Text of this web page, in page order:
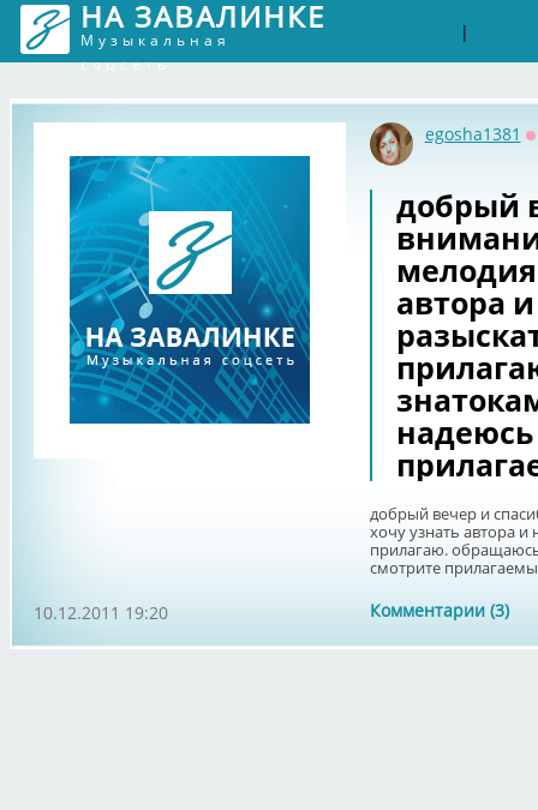
НА ЗАВАЛИНКЕ
Музыкальная
соцсеть
|
egosha1381
добрый
автора
добрый вечер и
хочу узнать автора
прилагаю. обращаюсь
смотрите
Комментарии (3)
10.12.2011 19:20